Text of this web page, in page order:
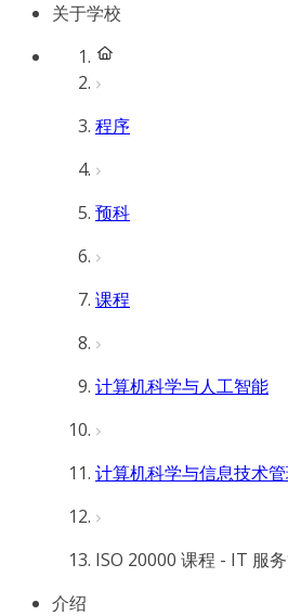
关于学校
程序
预科
课程
计算机科学与人工智能
计算机科学与信息技术
ISO 20000 课程 - IT 服
介绍